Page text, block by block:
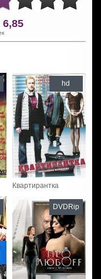
6,85
Квартирантка
hd
DVDRip